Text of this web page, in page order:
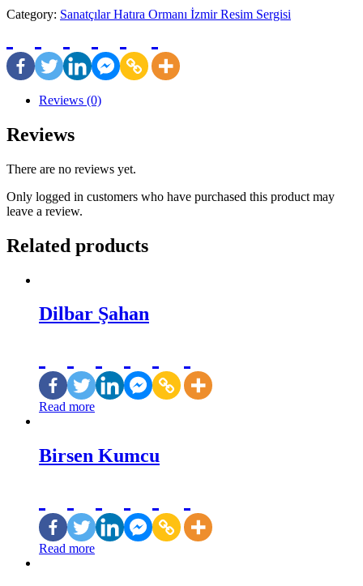
Category: Sanatçılar Hatıra Ormanı İzmir Resim Sergisi
Reviews (0)
Reviews
There are no reviews yet.
Only logged in customers who have purchased this product may
leave a review.
Related products
Dilbar Şahan
Read more
Birsen Kumcu
Read more